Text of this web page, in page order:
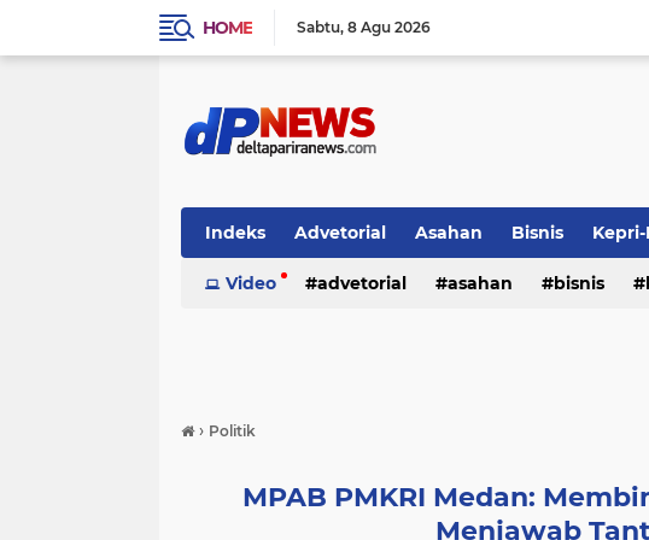
HOME Sabtu 8 Agu 2026
Indeks Advetorial Asahan Bisnis
Video advetorial asahan bisnis
› Politik
MPAB PMKRI Medan:
Menjawab